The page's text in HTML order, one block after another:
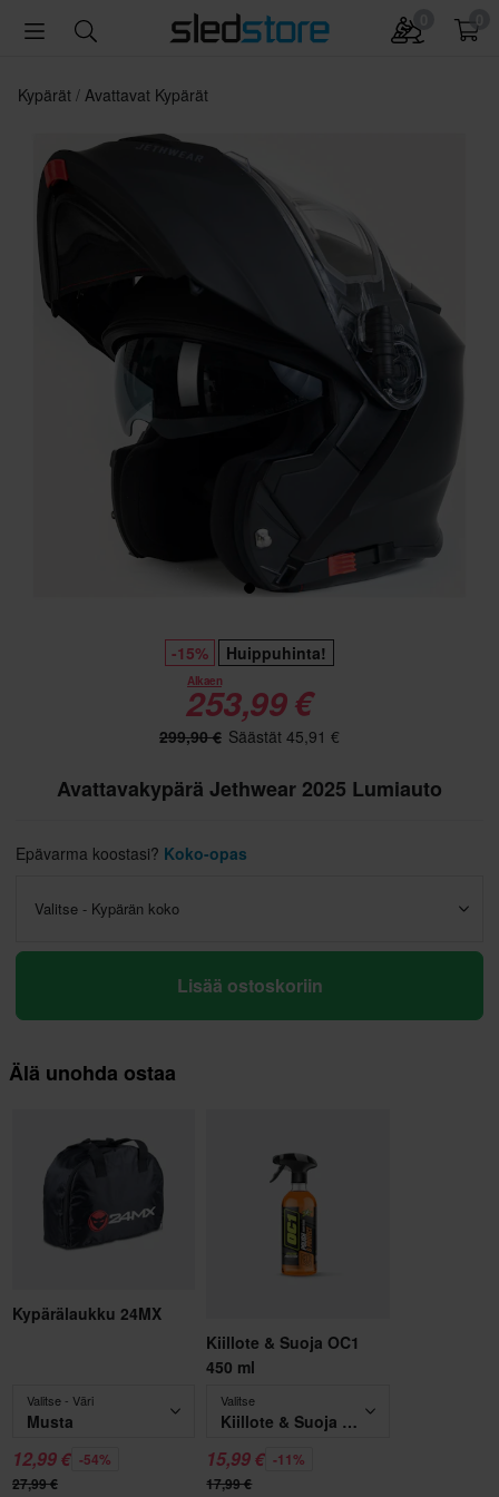
Kypärät Avattavat Kypärät
-15% Huippuhinta!
Alkaen
253,99 €
299,90 € Säästät 45,91 €
Avattavakypärä Jethwear 2025 Lumiauto
Epävarma koostasi? Koko-opas
Valitse - Kypärän koko
Lisää ostoskoriin
Älä unohda ostaa
Kypärälaukku 24MX
Valitse - Väri
Musta
12,99 € -54%
27,99 €
Kiillote & Suoja OC1
450 ml
Valitse
Kiillote & Suoja OC1 450 ml
15,99 € -11%
17,99 €